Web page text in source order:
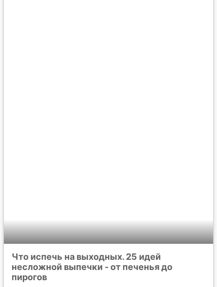
Что испечь на выходных. 25 идей
несложной выпечки - от печенья до
пирогов